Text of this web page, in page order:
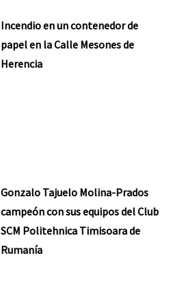
Incendio en un contenedor de
papel en la Calle Mesones de
Herencia
Gonzalo Tajuelo Molina-Prados
campeón con sus equipos del Club
SCM Politehnica Timisoara de
Rumanía